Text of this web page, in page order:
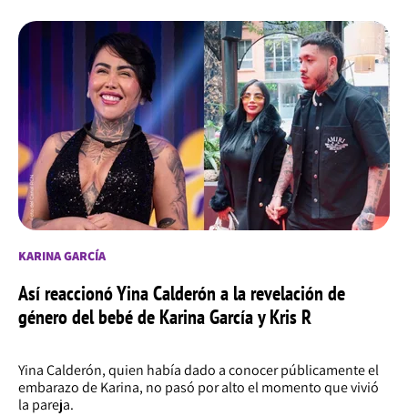
KARINA GARCÍA
Así reaccionó Yina Calderón a la revelación de
género del bebé de Karina García y Kris R
Yina Calderón, quien había dado a conocer públicamente el
embarazo de Karina, no pasó por alto el momento que vivió
la pareja.